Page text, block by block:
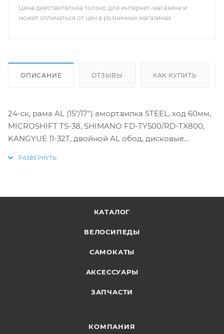
Цена действительна только для интернет-магазина и
может отличаться от цен в розничных магазинах
ОПИСАНИЕ ОТЗЫВЫ КАК КУПИТЬ
24-ск, рама AL (15"/17") аморт.вилка STEEL, ход 60мм,
MICROSHIFT TS-38, SHIMANO FD-TY500/RD-TX800,
KANGYUE 11-32T, двойной AL обод, дисковые
КАТАЛОГ
ВЕЛОСИПЕДЫ
САМОКАТЫ
АКСЕССУАРЫ
ЗАПЧАСТИ
КОМПАНИЯ